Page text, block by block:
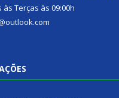
Terças às 09:00h